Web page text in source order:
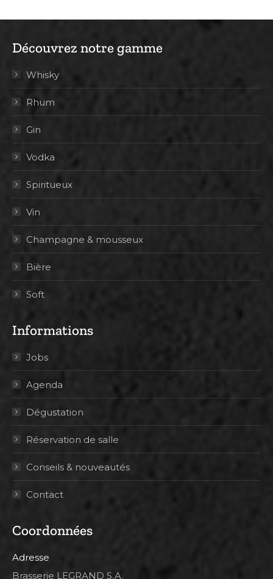
Découvrez notre gamme
Whisky
Rhum
Gin
Vodka
Spiritueux
Vin
Champagne & mousseux
Bière
Soft
Informations
Jobs
Agenda
Dégustation
Réservation de salle
Conseils & nouveautés
Contact
Coordonnées
Adresse
Brasserie LEGRAND S.A.